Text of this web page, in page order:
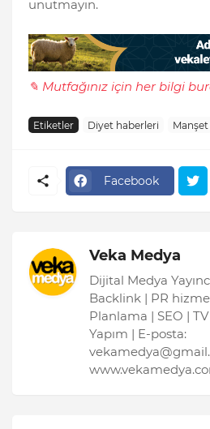
unutmayın.
✎ Mutfağınız için her bilgi
Etiketler Diyet haberleri Manşet
Facebook
Veka Medya
Dijital Medya
Backlink | PR
Planlama | SEO |
Yapım | E-posta: